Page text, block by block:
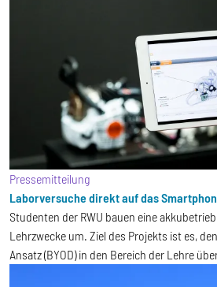
Pressemitteilung
Laborversuche direkt auf das
Studenten der RWU bauen eine
Lehrzwecke um. Ziel des Projekts ist es,
Ansatz (BYOD) in den Bereich der Lehre